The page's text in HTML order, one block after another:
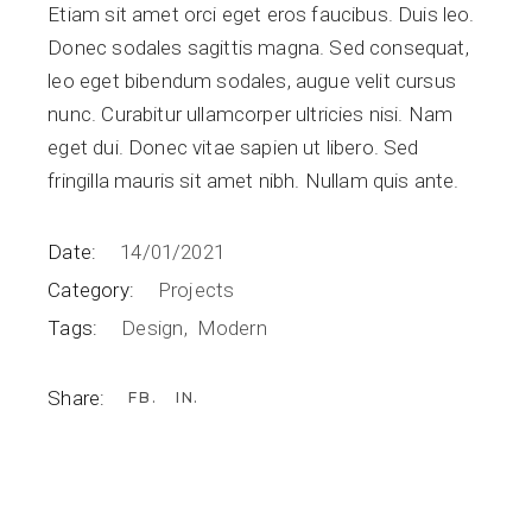
Etiam sit amet orci eget eros faucibus. Duis leo.
Donec sodales sagittis magna. Sed consequat,
leo eget bibendum sodales, augue velit cursus
nunc. Curabitur ullamcorper ultricies nisi. Nam
eget dui. Donec vitae sapien ut libero. Sed
fringilla mauris sit amet nibh. Nullam quis ante.
Date:
14/01/2021
Category:
Projects
Tags:
Design Modern
Share: FB IN